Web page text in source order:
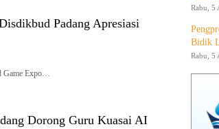
Padang Apresiasi
Expo…
Dorong Guru Kuasai AI
Rabu, 5
Bidik
Rabu, 5